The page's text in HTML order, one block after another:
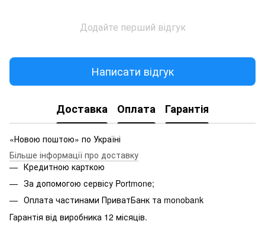
Додайте перший відгук
Написати відгук
Доставка Оплата Гарантія
«Новою поштою» по Україні
Більше інформації про доставку
Кредитною карткою
За допомогою сервісу Portmone;
Оплата частинами ПриватБанк та monobank
Гарантія від виробника 12 місяців.